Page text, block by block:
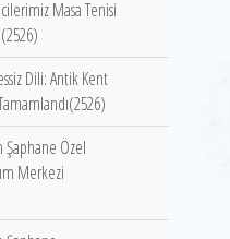
Masa Tenisi
Dili: Antik Kent
Özel
Merkezi